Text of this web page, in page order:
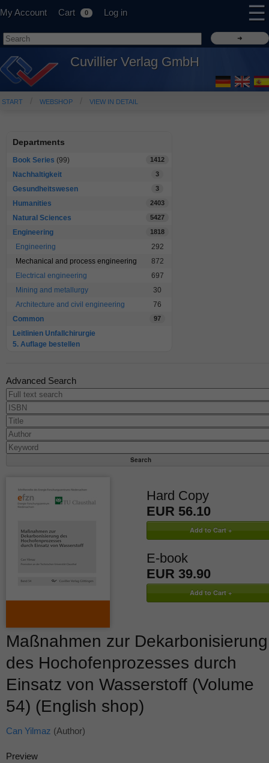
My Account Cart 0 Log in ☰
Cuvillier Verlag GmbH
START WEBSHOP VIEW IN DETAIL
Departments
Book Series (99) 1412
Nachhaltigkeit 3
Gesundheitswesen 3
Humanities 2403
Natural Sciences 5427
Engineering 1818
Engineering
292
Mechanical and process engineering
872
Electrical engineering
697
Mining and metallurgy
30
Architecture and civil engineering
76
Common
97
Leitlinien Unfallchirurgie
5. Auflage bestellen
Advanced Search
Hard Copy
EUR 56.10
E-book
EUR 39.90
Maßnahmen zur Dekarbonisierung
des Hochofenprozesses durch
Einsatz von Wasserstoff (Volume
54) (English shop)
Can Yilmaz (Author)
Preview